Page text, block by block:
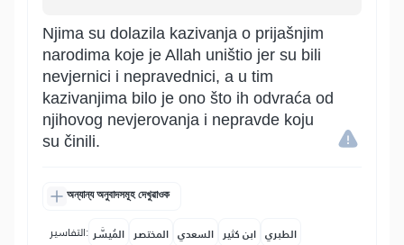
Njima su dolazila kazivanja o prijašnjim
narodima koje je Allah uništio jer su bili
nevjernici i nepravednici, a u tim
kazivanjima bilo je ono što ih odvraća od
njihovog nevjerovanja i nepravde koju
su činili.
অন্যান্য অনুবাদসমূহ দেখুৱাওক
التفاسير: المُيسَّر المختصر السعدي ابن كثير الطبري